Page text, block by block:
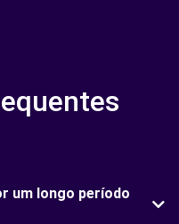
um longo período